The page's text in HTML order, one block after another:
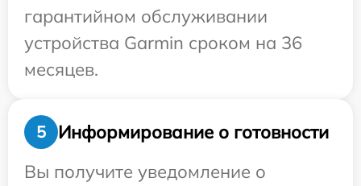
гарантийном обслуживании
устройства Garmin сроком на 36
месяцев.
5
Информирование о готовности
Вы получите уведомление о